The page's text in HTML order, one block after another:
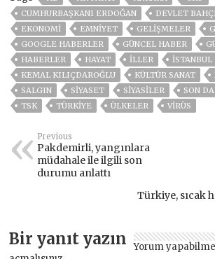
CUMHURBAŞKANI ERDOĞAN
DEVLET
EKONOMİ
EMNİYET GELIŞMELER
GOOGLE HABERLER
GÜNCEL HABER
HABERLER
HAYAT İLLER ISTANBUL
KEMAL KILIÇDAROĞLU
KÜLTÜR SANAT
SALGIN
SİYASET SİYASİLER SON
TSK
TÜRKİYE ÜLKELER VIRÜS
Previous
Pakdemirli, yangınlara
müdahale ile ilgili son
durumu anlattı
Türkiye, sıcak
Bir yanıt yazın Yorum